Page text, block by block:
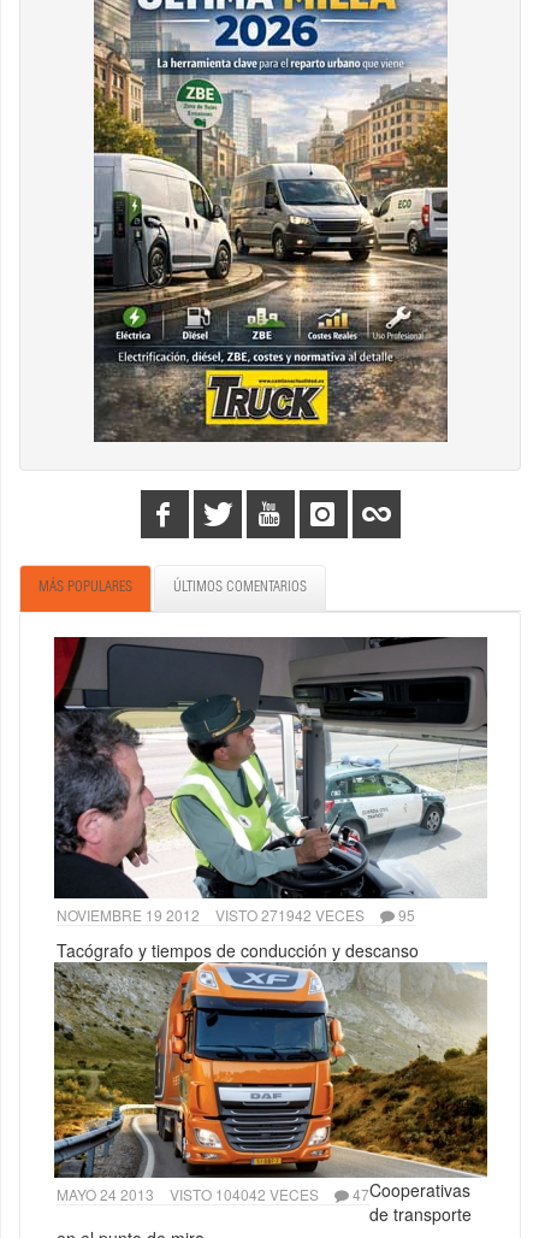
MÁS POPULARES ÚLTIMOS COMENTARIOS
NOVIEMBRE 19 2012 VISTO 271942 VECES 95
Tacógrafo y tiempos de conducción y descanso
MAYO 24 2013 VISTO 104042 VECES 47Cooperativas
de transporte